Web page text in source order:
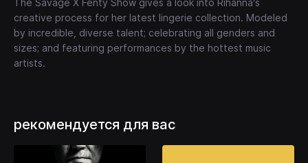
The Savage X Fenty Show gives a look into Rihanna's
creative process for her latest lingerie collection. Modeled
by incredible, diverse talent; celebrating all genders and
sizes; and featuring performances by the hottest music
artists.
рекомендуется для вас